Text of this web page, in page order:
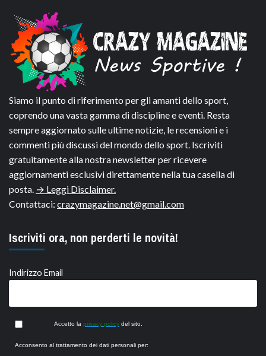
Siamo il punto di riferimento per gli amanti dello sport,
coprendo una vasta gamma di discipline e eventi. Resta
sempre aggiornato sulle ultime notizie, le recensioni e i
commenti più discussi del mondo dello sport. Iscriviti
gratuitamente alla nostra newsletter per ricevere
aggiornamenti esclusivi direttamente nella tua casella di
posta. → Leggi Disclaimer.
Contattaci: crazymagazine.net@gmail.com
Iscriviti ora, non perderti le novità!
Indirizzo Email
Accetto la privacy policy del sito.
Acconsento al trattamento dei dati personali per: